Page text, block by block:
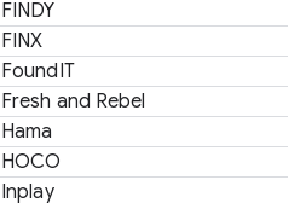
FINDY
FINX
FoundIT
Fresh and Rebel
Hama
HOCO
Inplay